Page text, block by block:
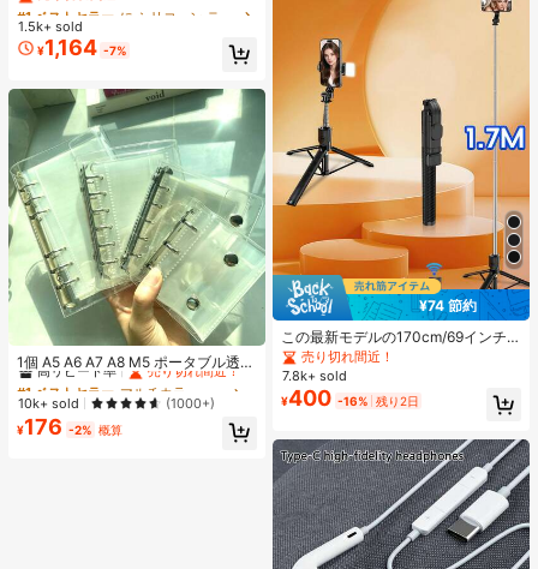
ケーキ シリコンスクイーズトイ 1
個、厚手&ソフト、学生、誕生日、
サプライズ、ホリデー、カップル、
クリスマス、ゲーマー、ストレス解
#1 ベストセラー
売り切れ間近！
#1 ベストセラー
売り切れ間近！
#1 ベストセラー
に シリコーン ティーンエイジャー向けのノベルティ＆ギャグおもちゃ
1.5k+ sold
¥1,164 -7%
1個 A5 A6 A7 A8 M5 ポータブル透明
ルーズリーフバインダー、透明ステ
ッカーブック、シールブック、ステ
ッカーブック、写真収納バッグ、フ
ォトアルバム、貯金プランブック、
プランナー、ノート、オフィス文房
#1 ベストセラー
マルチカラー バインダー
高リピート率
売り切れ間近！
#1 ベストセラー
マルチカラー バインダー
高リピート率
売り切れ間近！
#1 ベストセラー
マルチカラー バインダー
高リピート率
売り切れ間近！
#1 ベストセラー
売り切れ間近！
10k+ sold (1000+)
¥176 -2% 概算
¥74 節約
この最新モデルの170cm/69インチ
のBluetoothリモコン式セルフィース
ティック、スマホホルダー、LEDラ
イト付きは合金素材で作られていま
す。ビデオ撮影、ライフレコーディ
ング、旅行に適しています。伸縮、
360度回転、スタビライザー、折り
たたみ式の携帯用三脚式セルフィー
スティックです。バレンタインデー
のカップル撮影に最適なツールで
す。
売り切れ間近！
7.8k+ sold
¥400 -16% 残り2日